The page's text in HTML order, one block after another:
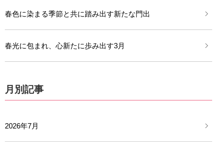
春色に染まる季節と共に踏み出す新たな門出
春光に包まれ、心新たに歩み出す3月
月別記事
2026年7月